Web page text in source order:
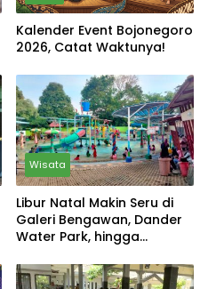
Kalender Event Bojonegoro
2026, Catat Waktunya!
Wisata
Libur Natal Makin Seru di
Galeri Bengawan, Dander
Water Park, hingga